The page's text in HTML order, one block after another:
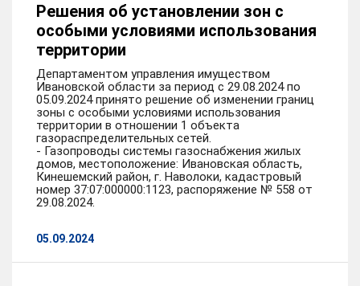
Решения об установлении зон с
особыми условиями использования
территории
Департаментом управления имуществом
Ивановской области за период с 29.08.2024 по
05.09.2024 принято решение об изменении границ
зоны с особыми условиями использования
территории в отношении 1 объекта
газораспределительных сетей.
- Газопроводы системы газоснабжения жилых
домов, местоположение: Ивановская область,
Кинешемский район, г. Наволоки, кадастровый
номер 37:07:000000:1123, распоряжение № 558 от
29.08.2024.
05.09.2024